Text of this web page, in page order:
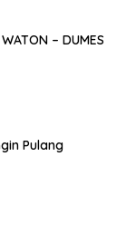
– DUMES
Pulang